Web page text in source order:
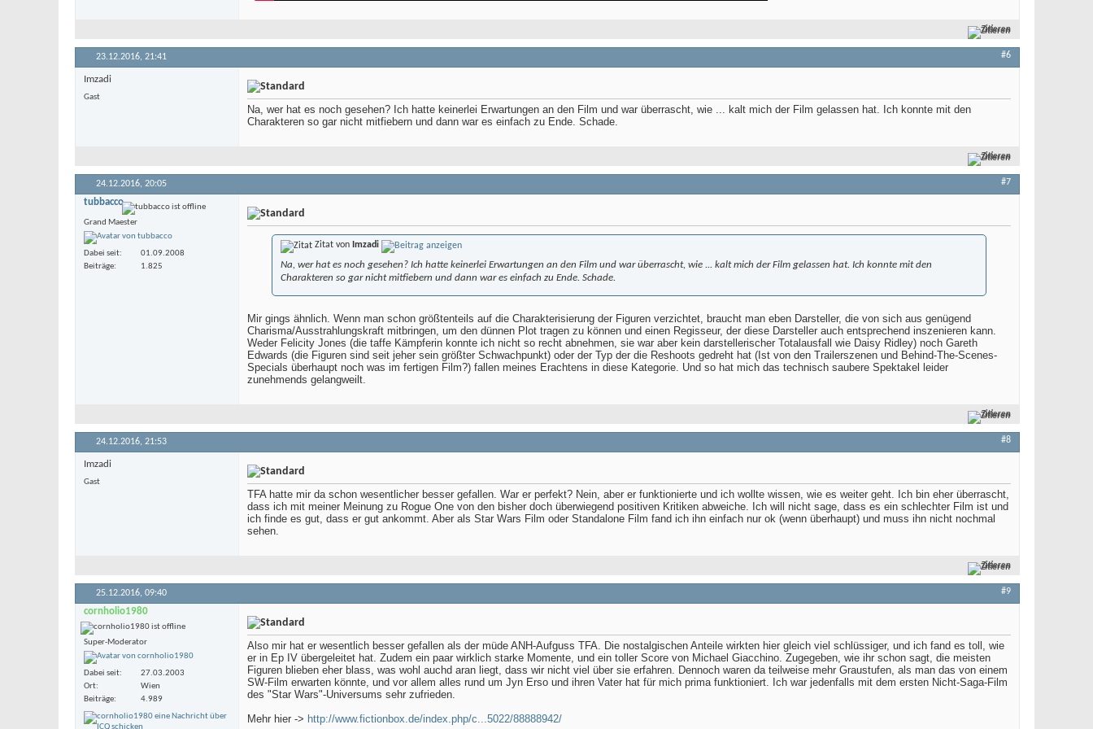
Zitieren
23.12.2016, 21:41 #6
Imzadi
Gast
Na, wer hat es noch gesehen? Ich hatte keinerlei Erwartungen an den Film und war überrascht, wie ... kalt mich der Film gelassen hat. Ich konnte mit den
Charakteren so gar nicht mitfiebern und dann war es einfach zu Ende. Schade.
Zitieren
24.12.2016, 20:05 #7
tubbacco
Grand Maester
Dabei seit
01.09.2008
Beiträge
1.825
Zitat von Imzadi
Na, wer hat es noch gesehen? Ich hatte keinerlei Erwartungen an den Film und war überrascht, wie ... kalt mich der Film gelassen hat. Ich konnte mit den
Charakteren so gar nicht mitfiebern und dann war es einfach zu Ende. Schade.
Mir gings ähnlich. Wenn man schon größtenteils auf die Charakterisierung der Figuren verzichtet, braucht man eben Darsteller, die von sich aus genügend
Charisma/Ausstrahlungskraft mitbringen, um den dünnen Plot tragen zu können und einen Regisseur, der diese Darsteller auch entsprechend inszenieren kann.
Weder Felicity Jones (die taffe Kämpferin konnte ich nicht so recht abnehmen, sie war aber kein darstellerischer Totalausfall wie Daisy Ridley) noch Gareth
Edwards (die Figuren sind seit jeher sein größter Schwachpunkt) oder der Typ der die Reshoots gedreht hat (Ist von den Trailerszenen und Behind-The-Scenes-
Specials überhaupt noch was im fertigen Film?) fallen meines Erachtens in diese Kategorie. Und so hat mich das technisch saubere Spektakel leider
zunehmends gelangweilt.
Zitieren
24.12.2016, 21:53 #8
Imzadi
Gast
TFA hatte mir da schon wesentlicher besser gefallen. War er perfekt? Nein, aber er funktionierte und ich wollte wissen, wie es weiter geht. Ich bin eher überrascht,
dass ich mit meiner Meinung zu Rogue One von den bisher doch überwiegend positiven Kritiken abweiche. Ich will nicht sage, dass es ein schlechter Film ist und
ich finde es gut, dass er gut ankommt. Aber als Star Wars Film oder Standalone Film fand ich ihn einfach nur ok (wenn überhaupt) und muss ihn nicht nochmal
sehen.
Zitieren
25.12.2016, 09:40 #9
cornholio1980
Super-Moderator
Dabei seit
27.03.2003
Ort
Wien
Beiträge
4.989
Also mir hat er wesentlich besser gefallen als der müde ANH-Aufguss TFA. Die nostalgischen Anteile wirkten hier gleich viel schlüssiger, und ich fand es toll, wie
er in Ep IV übergeleitet hat. Zudem ein paar wirklich starke Momente, und ein toller Score von Michael Giacchino. Zugegeben, wie ihr schon sagt, die meisten
Figuren blieben eher blass, was wohl auchd aran liegt, dass wir nicht viel über sie erfahren. Dennoch waren da teilweise mehr Graustufen, als man das von einem
SW-Film erwarten könnte, und vor allem alles rund um Jyn Erso und ihren Vater hat für mich prima funktioniert. Ich war jedenfalls mit dem ersten Nicht-Saga-Film
des "Star Wars"-Universums sehr zufrieden.
Mehr hier -> http://www.fictionbox.de/index.php/c...5022/88888942/